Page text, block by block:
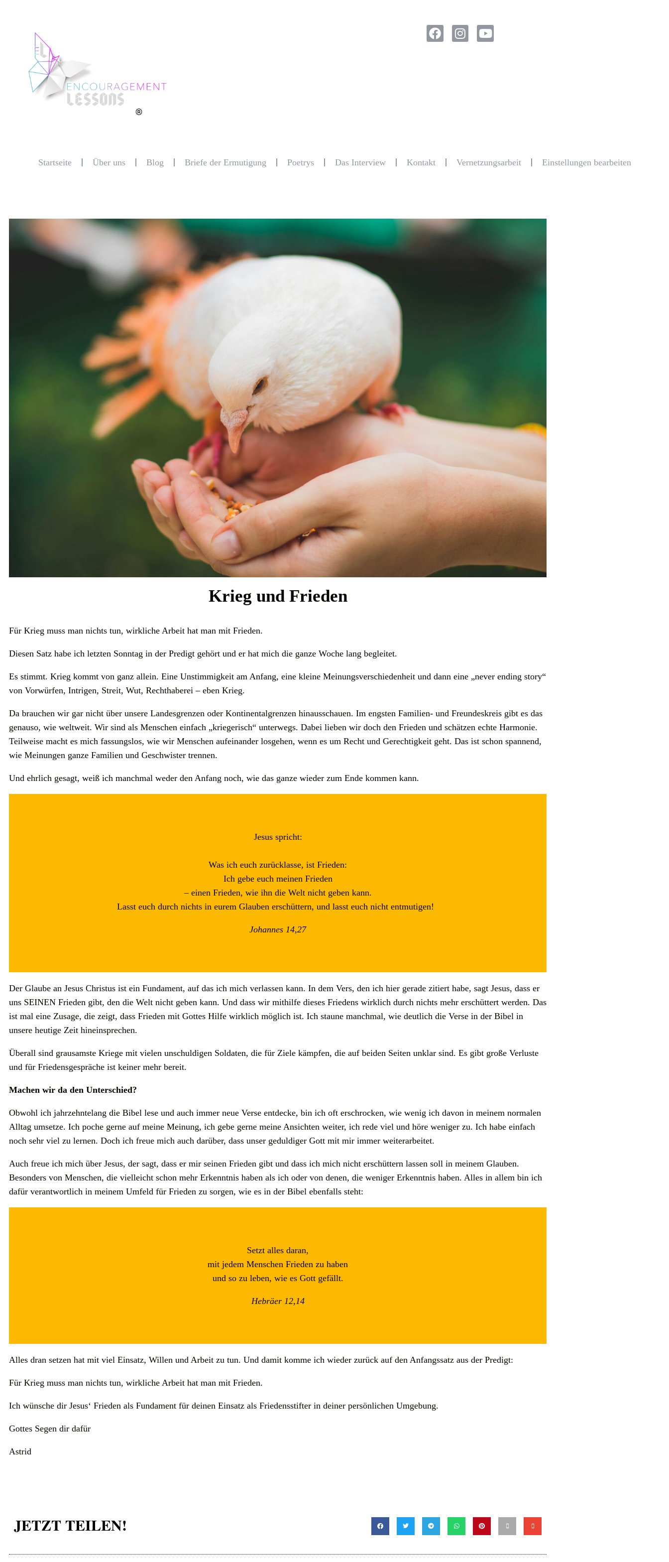
®
Startseite Über uns Blog Briefe der Ermutigung Poetrys Das Interview Kontakt Vernetzungsarbeit Einstellungen bearbeiten
Krieg und Frieden
Für Krieg muss man nichts tun, wirkliche Arbeit hat man mit Frieden.
Diesen Satz habe ich letzten Sonntag in der Predigt gehört und er hat mich die ganze Woche lang begleitet.
Es stimmt. Krieg kommt von ganz allein. Eine Unstimmigkeit am Anfang, eine kleine Meinungsverschiedenheit und dann eine „never ending story“
von Vorwürfen, Intrigen, Streit, Wut, Rechthaberei – eben Krieg.
Da brauchen wir gar nicht über unsere Landesgrenzen oder Kontinentalgrenzen hinausschauen. Im engsten Familien- und Freundeskreis gibt es das
genauso, wie weltweit. Wir sind als Menschen einfach „kriegerisch“ unterwegs. Dabei lieben wir doch den Frieden und schätzen echte Harmonie.
Teilweise macht es mich fassungslos, wie wir Menschen aufeinander losgehen, wenn es um Recht und Gerechtigkeit geht. Das ist schon spannend,
wie Meinungen ganze Familien und Geschwister trennen.
Und ehrlich gesagt, weiß ich manchmal weder den Anfang noch, wie das ganze wieder zum Ende kommen kann.
Jesus spricht:
Was ich euch zurücklasse, ist Frieden:
Ich gebe euch meinen Frieden
– einen Frieden, wie ihn die Welt nicht geben kann.
Lasst euch durch nichts in eurem Glauben erschüttern, und lasst euch nicht entmutigen!
Johannes 14,27
Der Glaube an Jesus Christus ist ein Fundament, auf das ich mich verlassen kann. In dem Vers, den ich hier gerade zitiert habe, sagt Jesus, dass er
uns SEINEN Frieden gibt, den die Welt nicht geben kann. Und dass wir mithilfe dieses Friedens wirklich durch nichts mehr erschüttert werden. Das
ist mal eine Zusage, die zeigt, dass Frieden mit Gottes Hilfe wirklich möglich ist. Ich staune manchmal, wie deutlich die Verse in der Bibel in
unsere heutige Zeit hineinsprechen.
Überall sind grausamste Kriege mit vielen unschuldigen Soldaten, die für Ziele kämpfen, die auf beiden Seiten unklar sind. Es gibt große Verluste
und für Friedensgespräche ist keiner mehr bereit.
Machen wir da den Unterschied?
Obwohl ich jahrzehntelang die Bibel lese und auch immer neue Verse entdecke, bin ich oft erschrocken, wie wenig ich davon in meinem normalen
Alltag umsetze. Ich poche gerne auf meine Meinung, ich gebe gerne meine Ansichten weiter, ich rede viel und höre weniger zu. Ich habe einfach
noch sehr viel zu lernen. Doch ich freue mich auch darüber, dass unser geduldiger Gott mit mir immer weiterarbeitet.
Auch freue ich mich über Jesus, der sagt, dass er mir seinen Frieden gibt und dass ich mich nicht erschüttern lassen soll in meinem Glauben.
Besonders von Menschen, die vielleicht schon mehr Erkenntnis haben als ich oder von denen, die weniger Erkenntnis haben. Alles in allem bin ich
dafür verantwortlich in meinem Umfeld für Frieden zu sorgen, wie es in der Bibel ebenfalls steht:
Setzt alles daran,
mit jedem Menschen Frieden zu haben
und so zu leben, wie es Gott gefällt.
Hebräer 12,14
Alles dran setzen hat mit viel Einsatz, Willen und Arbeit zu tun. Und damit komme ich wieder zurück auf den Anfangssatz aus der Predigt:
Für Krieg muss man nichts tun, wirkliche Arbeit hat man mit Frieden.
Ich wünsche dir Jesus‘ Frieden als Fundament für deinen Einsatz als Friedensstifter in deiner persönlichen Umgebung.
Gottes Segen dir dafür
Astrid
JETZT TEILEN!